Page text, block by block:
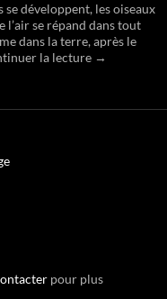
se développent, les oiseaux
se répand dans tout
dans la terre, après le
la lecture →
pour plus